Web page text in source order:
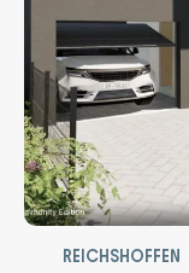
REICHSHOFFEN